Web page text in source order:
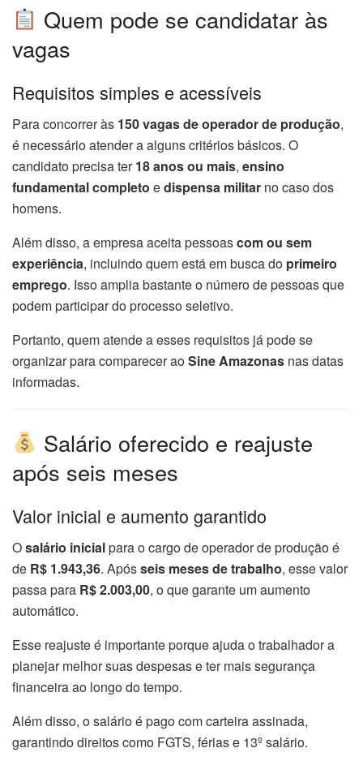
Quem pode se candidatar às
vagas
Requisitos simples e acessíveis
Para concorrer às 150 vagas de operador de produção,
é necessário atender a alguns critérios básicos. O
candidato precisa ter18 anos ou mais, ensino
fundamental completo edispensa militar no caso dos
homens.
Além disso, a empresa aceita pessoascom ou sem
experiência, incluindo quem está em busca do primeiro
emprego. Isso amplia bastante o número de pessoas que
podem participar do processo seletivo.
Portanto, quem atende a esses requisitos já pode se
organizar para comparecer aoSine Amazonas nas datas
informadas.
Salário oferecido e reajuste
após seis meses
Valor inicial e aumento garantido
Osalário inicialpara o cargo de operador de produção é
de R$ 1.943,36. Apósseis meses de trabalho, esse valor
passa para R$ 2.003,00, o que garante um aumento
automático.
Esse reajuste é importante porque ajuda o trabalhador a
planejar melhor suas despesas e ter mais segurança
financeira ao longo do tempo.
Além disso, o salário é pago com carteira assinada,
garantindo direitos como FGTS, férias e 13º salário.